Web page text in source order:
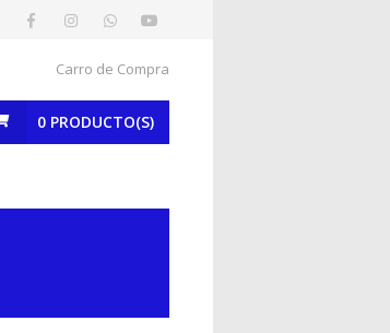
Carro de Compra
0 PRODUCTO(S)